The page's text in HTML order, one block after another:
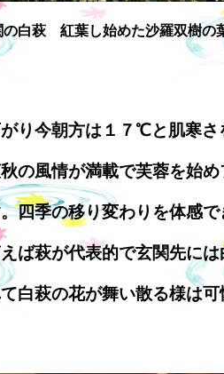
の白萩 紅葉し始めた沙羅双樹の
り今朝方は１７℃と肌寒
の風情が満載で芙蓉を始
四季の移り変わりを体感
ば萩が代表的で玄関先に
白萩の花が舞い散る様は